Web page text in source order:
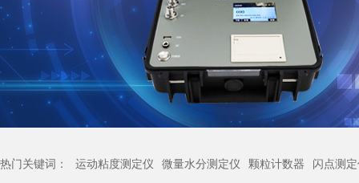
热门关键词： 运动粘度测定仪 微量水分测定仪 颗粒计数器 闪点测